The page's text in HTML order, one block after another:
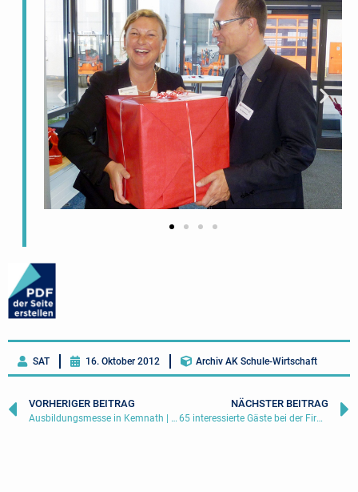
SAT 16. Oktober 2012 Archiv AK Schule-Wirtschaft
VORHERIGER BEITRAG
Ausbildungsmesse in Kemnath | 13.10.2012
NÄCHSTER BEITRAG
65 interessierte Gäste bei der Firma Kassecker | 28.11.2012